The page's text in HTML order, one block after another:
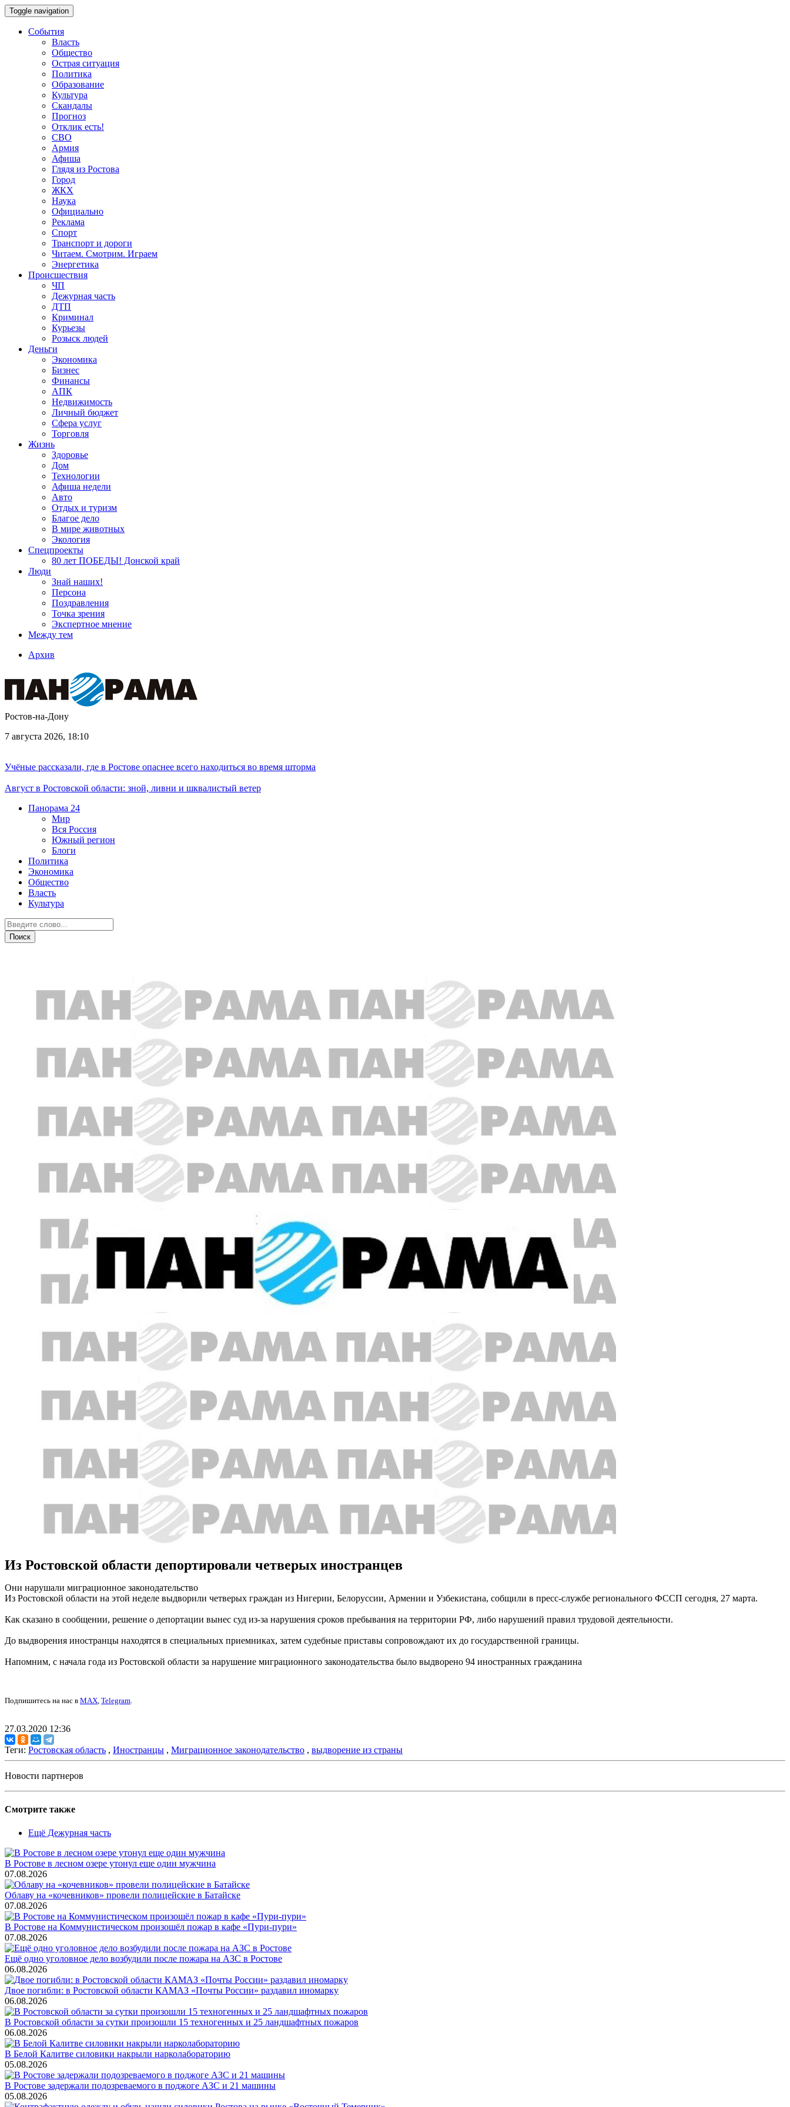
Toggle navigation
События
Власть
Общество
Острая ситуация
Политика
Образование
Культура
Скандалы
Прогноз
Отклик есть!
СВО
Армия
Афиша
Глядя из Ростова
Город
ЖКХ
Наука
Официально
Реклама
Спорт
Транспорт и дороги
Читаем. Смотрим. Играем
Энергетика
Происшествия
ЧП
Дежурная часть
ДТП
Криминал
Курьезы
Розыск людей
Деньги
Экономика
Бизнес
Финансы
АПК
Недвижимость
Личный бюджет
Сфера услуг
Торговля
Жизнь
Здоровье
Дом
Технологии
Афиша недели
Авто
Отдых и туризм
Благое дело
В мире животных
Экология
Спецпроекты
80 лет ПОБЕДЫ! Донской край
Люди
Знай наших!
Персона
Поздравления
Точка зрения
Экспертное мнение
Между тем
Архив
Ростов-на-Дону
7 августа 2026, 18:10
Учёные рассказали, где в Ростове опаснее всего находиться во время шторма
Август в Ростовской области: зной, ливни и шквалистый ветер
Панорама 24
Мир
Вся Россия
Южный регион
Блоги
Политика
Экономика
Общество
Власть
Культура
Из Ростовской области депортировали четверых иностранцев
Они нарушали миграционное законодательство
Из Ростовской области на этой неделе выдворили четверых граждан из Нигерии, Белоруссии, Армении и Узбекистана, собщили в пресс-службе регионального ФССП сегодня, 27 марта.
Как сказано в сообщении, решение о депортации вынес суд из-за нарушения сроков пребывания на территории РФ, либо нарушений правил трудовой деятельности.
До выдворения иностранцы находятся в специальных приемниках, затем судебные приставы сопровождают их до государственной границы.
Напомним, с начала года из Ростовской области за нарушение миграционного законодательства было выдворено 94 иностранных гражданина
Подпишитесь на нас в MAX, Telegram.
27.03.2020 12:36
Теги: Ростовская область , Иностранцы , Миграционное законодательство , выдворение из страны
Новости партнеров
Смотрите также
Ещё Дежурная часть
В Ростове в лесном озере утонул еще один мужчина
07.08.2026
Облаву на «кочевников» провели полицейские в Батайске
07.08.2026
В Ростове на Коммунистическом произошёл пожар в кафе «Пури-пури»
07.08.2026
Ещё одно уголовное дело возбудили после пожара на АЗС в Ростове
06.08.2026
Двое погибли: в Ростовской области КАМАЗ «Почты России» раздавил иномарку
06.08.2026
В Ростовской области за сутки произошли 15 техногенных и 25 ландшафтных пожаров
06.08.2026
В Белой Калитве силовики накрыли нарколабораторию
05.08.2026
В Ростове задержали подозреваемого в поджоге АЗС и 21 машины
05.08.2026